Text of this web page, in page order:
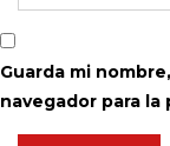
Guarda mi
navegador para